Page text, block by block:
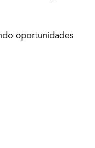
oportunidades